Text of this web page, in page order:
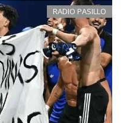
RADIO PASILLO